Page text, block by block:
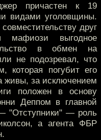
причастен к 19
видами уголовщины.
друг
мафиози выгодное
в обмен на
не подозревал, что
которая погубит его
живы, за исключением
положен в основу
Деппом в главной
"Отступники" — роль
а агента ФБР